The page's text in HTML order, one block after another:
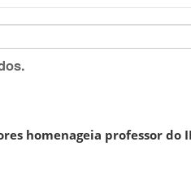
homenageia professor do